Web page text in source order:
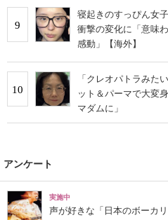
9
寝起きのすっぴん
衝撃の変化に「意味
感動」【海外】
10
「クレオパトラみた
ット＆パーマで大変
マダムに」
アンケート
実施中
声が好きな「日本のボーカ